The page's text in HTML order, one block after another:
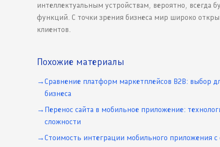
интеллектуальным устройствам, вероятно, всегда
функций. С точки зрения бизнеса мир широко
клиентов.
Похожие материалы
Сравнение платформ маркетплейсов B2B: выбор
бизнеса
Перенос сайта в мобильное приложение:
сложности
Стоимость интеграции мобильного приложения с